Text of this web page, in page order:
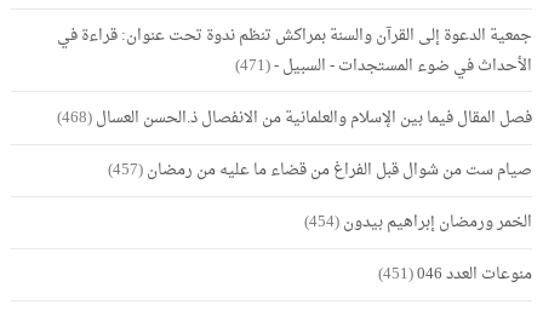
جمعية الدعوة إلى القرآن والسنة بمراكش تنظم ندوة تحت عنوان: قراءة في
الأحداث في ضوء المستجدات - السبيل -(471)
فصل المقال فيما بين الإسلام والعلمانية من الانفصال ذ.الحسن العسال(468)
صيام ست من شوال قبل الفراغ من قضاء ما عليه من رمضان(457)
الخمر ورمضان إبراهيم بيدون(454)
منوعات العدد 046
(451)